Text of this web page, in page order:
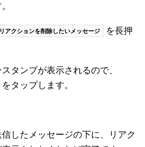
リアクションを削除したいメッセージ
を長押
タンプが表示されるので、
をタップします。
したメッセージの下に、リアク